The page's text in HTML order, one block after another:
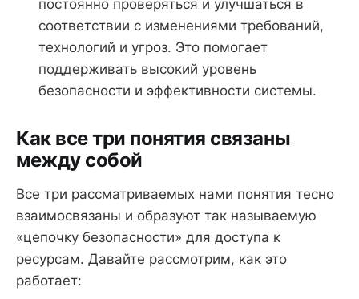
постоянно проверяться и улучшаться в
соответствии с изменениями требований,
технологий и угроз. Это помогает
поддерживать высокий уровень
безопасности и эффективности системы.
Как все три понятия связаны
между собой
Все три рассматриваемых нами понятия тесно
взаимосвязаны и образуют так называемую
«цепочку безопасности» для доступа к
ресурсам. Давайте рассмотрим, как это
работает: